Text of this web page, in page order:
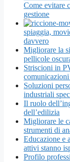
Come evitare
gestione
spiaggia,
davvero
Migliorare la
pellicole
Striscioni in
Soluzioni
industriali
Il ruolo
dell’edilizia
Migliorare le
strumenti di
Educazione e
attivi stanno
Profilo